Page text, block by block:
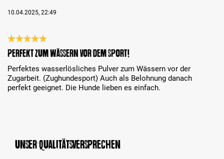
10.04.2025, 22:49
Bewertung mit 5 von 5 Sternen
Perfekt zum wässern vor dem Sport!
Perfektes wasserlösliches Pulver zum Wässern vor der
Zugarbeit. (Zughundesport) Auch als Belohnung danach
perfekt geeignet. Die Hunde lieben es einfach.
Unser Qualitätsversprechen